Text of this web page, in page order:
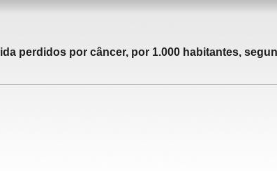
perdidos por câncer, por 1.000 habitantes,